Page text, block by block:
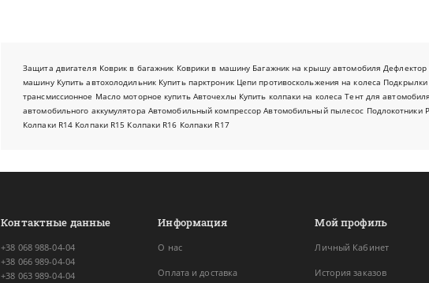
Защита двигателя Коврик в багажник Коврики в машину Багажник на крышу автомобиля Дефлектор
машину Купить автохолодильник Купить парктроник Цепи противоскольжения на колеса Подкрылки
трансмиссионное Масло моторное купить Авточехлы Купить колпаки на колеса Тент для автомобиля
автомобильного аккумулятора Автомобильный компрессор Автомобильный пылесос Подлокотники
Колпаки R14 Колпаки R15 Колпаки R16 Колпаки R17
Контактные данные
+38 068 988-04-04
+38 066 989-04-04
+38 063 989-04-04
Информация
О нас
Оплата и доставка
Мой профиль
Личный Кабинет
История заказов